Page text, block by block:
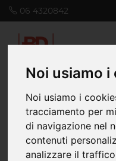
Noi usiamo i
Noi usiamo i
tracciamento per
di navigazione nel
contenuti
analizzare il
06 4320842
Home Cataloghi, riviste e